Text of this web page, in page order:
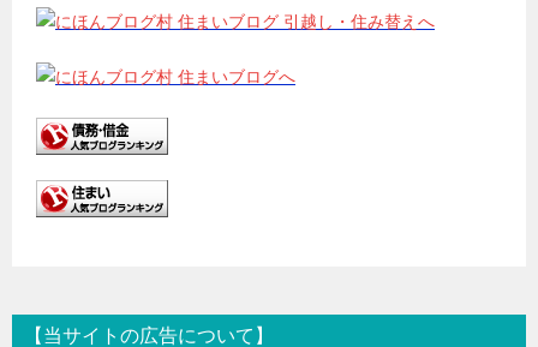
【当サイトの広告について】